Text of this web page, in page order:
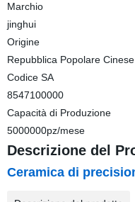
Marchio
jinghui
Origine
Repubblica Popolare Cinese
Codice SA
8547100000
Capacità di Produzione
5000000pz/mese
Descrizione del
Ceramica di